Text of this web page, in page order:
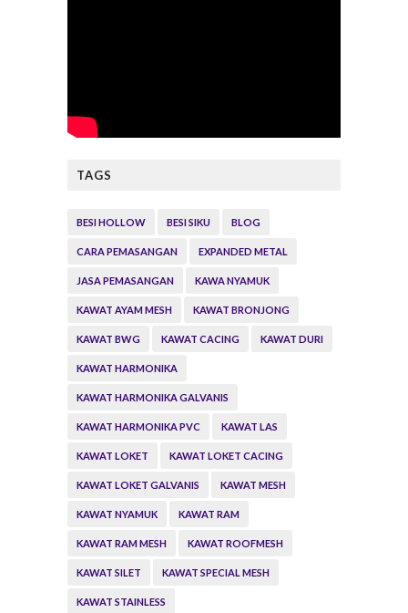
TAGS
BESI HOLLOW BESI SIKU BLOG
CARA PEMASANGAN EXPANDED METAL
JASA PEMASANGAN KAWA NYAMUK
KAWAT AYAM MESH KAWAT BRONJONG
KAWAT BWG KAWAT CACING KAWAT DURI
KAWAT HARMONIKA
KAWAT HARMONIKA GALVANIS
KAWAT HARMONIKA PVC KAWAT LAS
KAWAT LOKET KAWAT LOKET CACING
KAWAT LOKET GALVANIS KAWAT MESH
KAWAT NYAMUK KAWAT RAM
KAWAT RAM MESH KAWAT ROOFMESH
KAWAT SILET KAWAT SPECIAL MESH
KAWAT STAINLESS